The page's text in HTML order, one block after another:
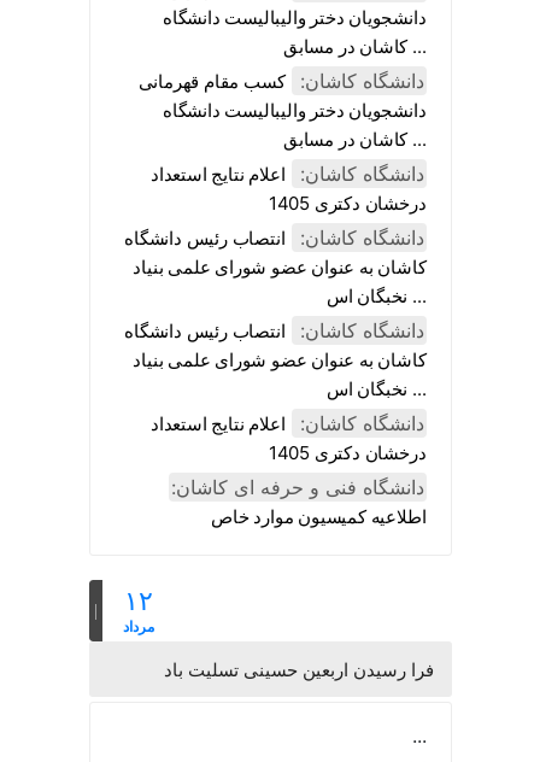
دانشجویان دختر والیبالیست دانشگاه
کاشان در مسابق ...
دانشگاه کاشان:
کسب مقام قهرمانی
دانشجویان دختر والیبالیست دانشگاه
کاشان در مسابق ...
دانشگاه کاشان:
اعلام نتایج استعداد
درخشان دکتری 1405
دانشگاه کاشان:
انتصاب رئیس دانشگاه
کاشان به عنوان عضو شورای علمی بنیاد
نخبگان اس ...
دانشگاه کاشان:
انتصاب رئیس دانشگاه
کاشان به عنوان عضو شورای علمی بنیاد
نخبگان اس ...
دانشگاه کاشان:
اعلام نتایج استعداد
درخشان دکتری 1405
دانشگاه فنی و حرفه ای کاشان:
اطلاعیه کمیسیون موارد خاص
۱۲
مرداد
فرا رسیدن اربعین حسینی تسلیت باد
...